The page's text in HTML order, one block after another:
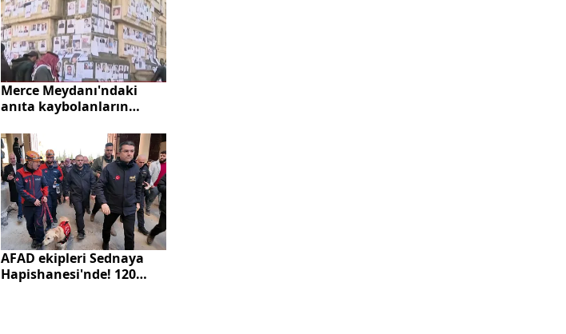
Merce Meydanı'ndaki
anıta kaybolanların
AFAD ekipleri Sednaya
Hapishanesi'nde! 120